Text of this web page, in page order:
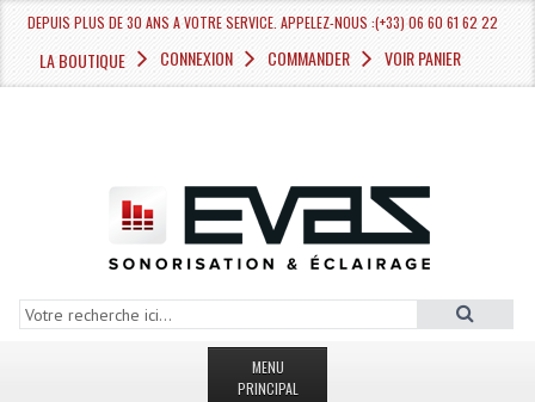
DEPUIS PLUS DE 30 ANS A VOTRE SERVICE. APPELEZ-NOUS :(+33) 06 60 61 62 22
LA BOUTIQUE CONNEXION COMMANDER VOIR PANIER
MENU
PRINCIPAL